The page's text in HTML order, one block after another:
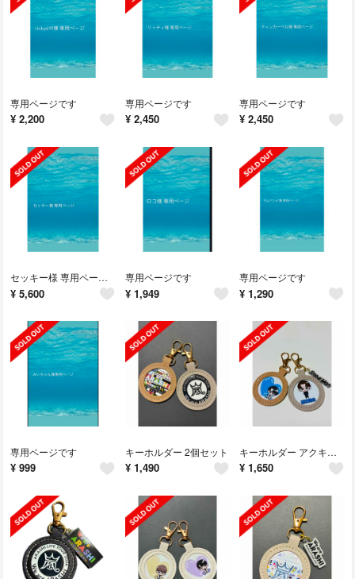
専用ページです
¥ 2,200
専用ページです
¥ 2,450
専用ページです
¥ 2,450
セッキー様 専用ページです
¥ 5,600
専用ページです
¥ 1,949
専用ページです
¥ 1,290
専用ページです
¥ 999
キーホルダー 2個セット
¥ 1,490
キーホルダー アクキー付き 2個セット
¥ 1,650